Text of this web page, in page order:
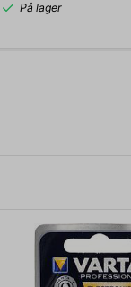
På lager